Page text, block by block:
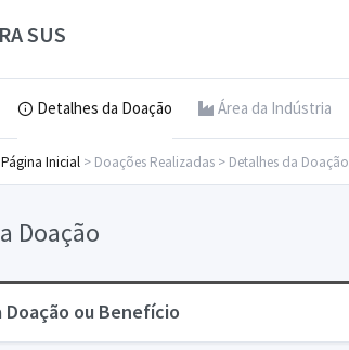
SUS
Detalhes da Doação Área da Indústria
Página Inicial > Doações Realizadas > Detalhes da Doação
Doação
ou Benefício